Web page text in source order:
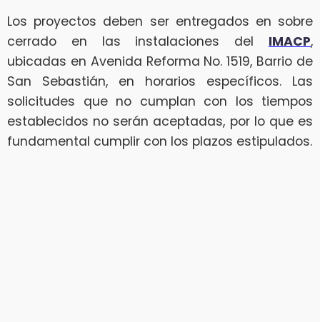
Los proyectos deben ser entregados en sobre
cerrado en las instalaciones del IMACP,
ubicadas en Avenida Reforma No. 1519, Barrio de
San Sebastián, en horarios específicos. Las
solicitudes que no cumplan con los tiempos
establecidos no serán aceptadas, por lo que es
fundamental cumplir con los plazos estipulados.